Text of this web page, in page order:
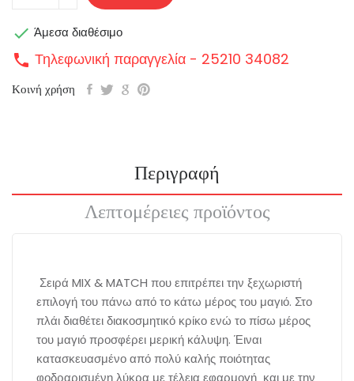
 Άμεσα διαθέσιμο
call Τηλεφωνική παραγγελία - 25210 34082
Κοινή χρήση
Περιγραφή
Λεπτομέρειες προϊόντος
Σειρά MIX & MATCH που επιτρέπει την ξεχωριστή
επιλογή του πάνω από το κάτω μέρος του μαγιό. Στο
πλάι διαθέτει διακοσμητικό κρίκο ενώ το πίσω μέρος
του μαγιό προσφέρει μερική κάλυψη. Έιναι
κατασκευασμένο από πολύ καλής ποιότητας
φοδραρισμένη λύκρα με τέλεια εφαρμογή και με την